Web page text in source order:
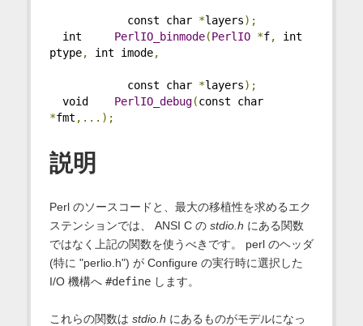
const char *layers);
int PerlIO_binmode(PerlIO *f,
int
ptype, int imode,
const char *layers);
void PerlIO_debug(
const char
*fmt ,...);
説明
Perl のソースコードと、最大の移植性を求めるエク
ステンションでは、 ANSI C の stdio.h にある関数
ではなく上記の関数を使うべきです。 perl のヘッダ
(特に "perlio.h") が Configure の実行時に選択した
I/O 機構へ #defineします。
これらの関数は stdio.h にあるものがモデルになっ